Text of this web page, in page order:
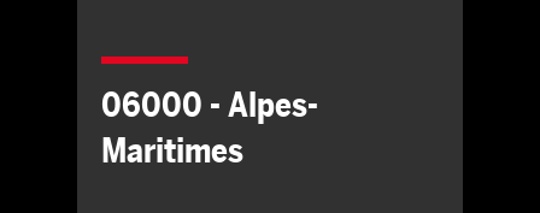
06000 - Alpes-
Maritimes